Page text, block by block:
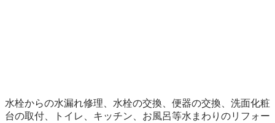
水栓からの水漏れ修理、水栓の交換、便器の交換、洗面化粧
台の取付、トイレ、キッチン、お風呂等水まわりのリフォー